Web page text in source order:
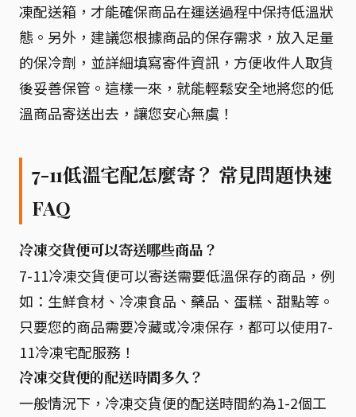
凍配送箱，才能確保商品在運送過程中保持低溫狀
態。另外，建議您根據商品的保存需求，放入足量
的保冷劑，並詳細填寫寄件資訊，方便收件人取貨
後妥善保管。這樣一來，就能輕鬆安全地將您的低
溫商品寄送出去，讓您安心無虞！
7-11低溫宅配怎麼寄？ 常見問題快速
FAQ
冷凍交貨便可以寄送哪些商品？
7-11冷凍交貨便可以寄送需要低溫保存的商品，例
如：生鮮食材、冷凍食品、藥品、蛋糕、甜點等。
只要您的商品需要冷藏或冷凍保存，都可以使用7-
11冷凍宅配服務！
冷凍交貨便的配送時間多久？
一般情況下，冷凍交貨便的配送時間約為1-2個工